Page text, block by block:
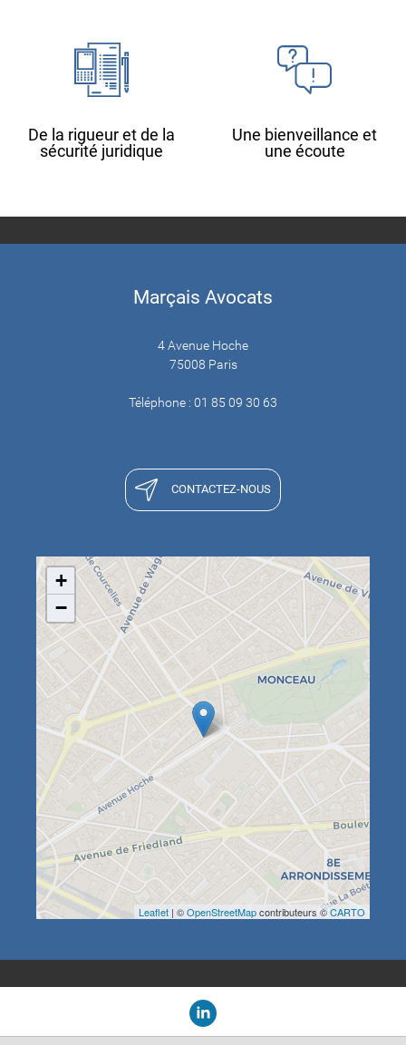
De la rigueur et de la
sécurité juridique
Une bienveillance et
une écoute
Marçais Avocats
4 Avenue Hoche
75008 Paris
Téléphone : 01 85 09 30 63
CONTACTEZ-NOUS
+
−
Leaflet | ©OpenStreetMapcontributeurs ©CARTO